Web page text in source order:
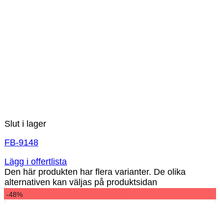
Slut i lager
FB-9148
Lägg i offertlista
Den här produkten har flera varianter. De olika
alternativen kan väljas på produktsidan
-48%